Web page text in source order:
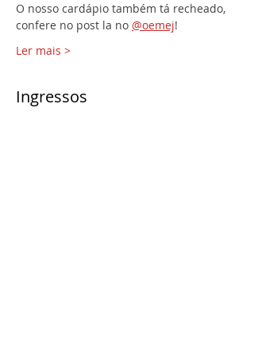
O nosso cardápio também tá recheado,
confere no post la no @oemej!
Ler mais >
Ingressos